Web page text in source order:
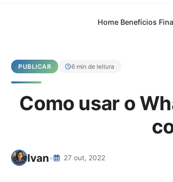
Home Benefícios
PUBLICAR 6 min de leitura
Como usar o
Ivan• 27 out, 2022